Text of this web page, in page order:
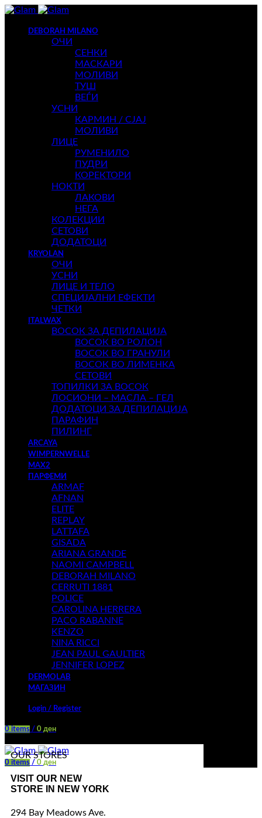
DEBORAH MILANO
ОЧИ
СЕНКИ
МАСКАРИ
МОЛИВИ
ТУШ
ВЕЃИ
УСНИ
КАРМИН / СЈАЈ
МОЛИВИ
ЛИЦЕ
РУМЕНИЛО
ПУДРИ
КОРЕКТОРИ
НОКТИ
ЛАКОВИ
НЕГА
КОЛЕКЦИИ
СЕТОВИ
ДОДАТОЦИ
KRYOLAN
ОЧИ
УСНИ
ЛИЦЕ И ТЕЛО
СПЕЦИЈАЛНИ ЕФЕКТИ
ЧЕТКИ
ITALWAX
ВОСОК ЗА ДЕПИЛАЦИЈА
ВОСОК ВО РОЛОН
ВОСОК ВО ГРАНУЛИ
ВОСОК ВО ЛИМЕНКА
СЕТОВИ
ТОПИЛКИ ЗА ВОСОК
ЛОСИОНИ – МАСЛА – ГЕЛ
ДОДАТОЦИ ЗА ДЕПИЛАЦИЈА
ПАРАФИН
ПИЛИНГ
ARCAYA
WIMPERNWELLE
MAX2
ПАРФЕМИ
ARMAF
AFNAN
ELITE
REPLAY
LATTAFA
GISADA
ARIANA GRANDE
NAOMI CAMPBELL
DEBORAH MILANO
CERRUTI 1881
POLICE
CAROLINA HERRERA
PACO RABANNE
KENZO
NINA RICCI
JEAN PAUL GAULTIER
JENNIFER LOPEZ
DERMOLAB
МАГАЗИН
Login / Register
0 items / 0 ден
0 items / 0 ден
OUR STORES
VISIT OUR NEW
STORE IN NEW YORK
294 Bay Meadows Ave.